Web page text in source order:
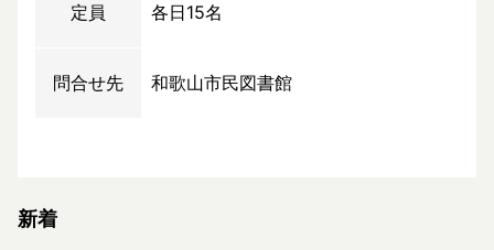
定員 各日15名
問合せ先 和歌山市民図書館
新着